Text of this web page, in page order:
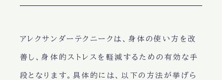
アレクサンダーテクニークは、身体の使い方を改
善し、身体的ストレスを軽減するための有効な手
段となります。具体的には、以下の方法が挙げら